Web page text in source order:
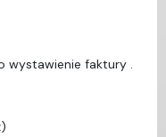
wystawienie faktury .